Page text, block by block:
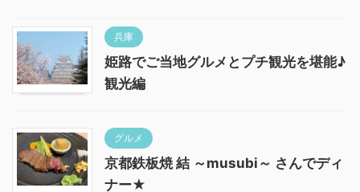
兵庫
姫路でご当地グルメとプチ観光を堪能♪
観光編
グルメ
京都鉄板焼 結 ～musubi～ さんでディ
ナー★